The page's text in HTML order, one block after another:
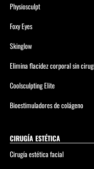
Physiosculpt
Foxy Eyes
Skinglow
Elimina flacidez corporal sin
Coolsculpting Elite
Bioestimuladores de colágeno
CIRUGÍA ESTÉTICA
Cirugía estética facial